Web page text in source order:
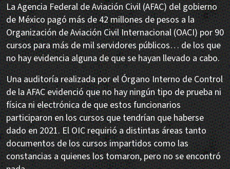
La Agencia Federal de Aviación Civil (AFAC) del gobierno
de México pagó más de 42 millones de pesos a la
Organización de Aviación Civil Internacional (OACI) por 90
cursos para más de mil servidores públicos… de los que
no hay evidencia alguna de que se hayan llevado a cabo.
Una auditoría realizada por el Órgano Interno de Control
de la AFAC evidenció que no hay ningún tipo de prueba ni
física ni electrónica de que estos funcionarios
participaron en los cursos que tendrían que haberse
dado en 2021. El OIC requirió a distintas áreas tanto
documentos de los cursos impartidos como las
constancias a quienes los tomaron, pero no se encontró